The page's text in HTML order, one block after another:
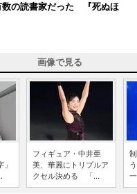
数の読書家だった 『死ぬほ
画像で見る
フィギュア・中井亜
美、華麗にトリプルア
クセル決める 「...